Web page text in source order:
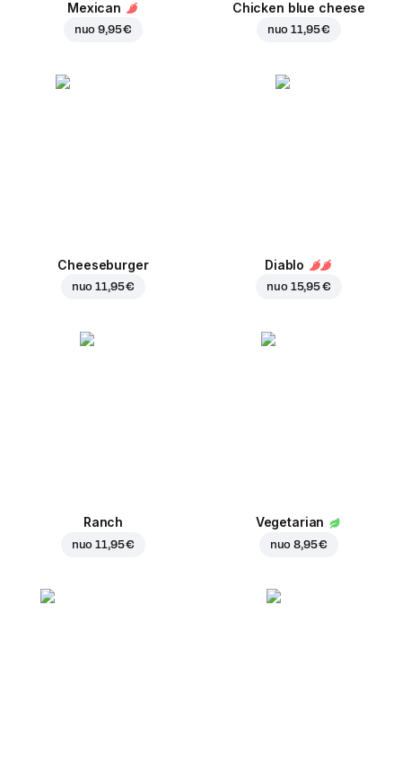
Mexican
nuo9,95 €
Chicken blue cheese
nuo11,95 €
Cheeseburger
nuo11,95 €
Diablo
nuo 15,95 €
Ranch
nuo11,95 €
Vegetarian
nuo8,95 €